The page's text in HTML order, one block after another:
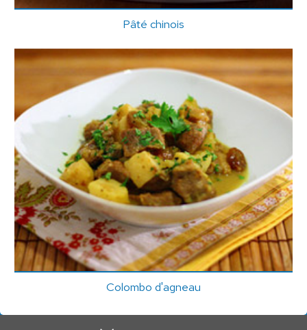
Pâté chinois
Colombo d'agneau